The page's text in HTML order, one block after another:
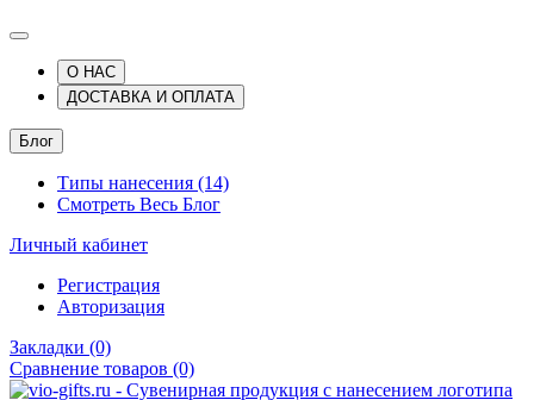
О НАС
ДОСТАВКА И ОПЛАТА
Блог
Типы нанесения (14)
Смотреть Весь Блог
Личный кабинет
Регистрация
Авторизация
Закладки (0)
Сравнение товаров (0)